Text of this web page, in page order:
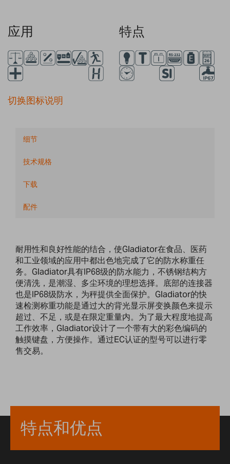
应用 特点
切换图标说明
细节
技术规格
下载
配件
耐用性和良好性能的结合，使Gladiator在食品、医药
和工业领域的应用中都出色地完成了它的防水称重任
务。Gladiator具有IP68级的防水能力，不锈钢结构方
便清洗，是潮湿、多尘环境的理想选择。底部的连接器
也是IP68级防水，为秤提供全面保护。Gladiator的快
速检测称重功能是通过大的背光显示屏变换颜色来提示
超过、不足，或是在限定重量内。为了最大程度地提高
工作效率，Gladiator设计了一个带有大的彩色编码的
触摸键盘，方便操作。通过EC认证的型号可以进行零
售交易。
特点和优点